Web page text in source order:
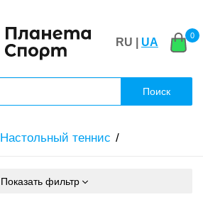
RU | UA
0
Поиск
Настольный теннис
Показать фильтр